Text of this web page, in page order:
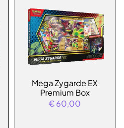
Mega Zygarde EX
Premium Box
€60,00